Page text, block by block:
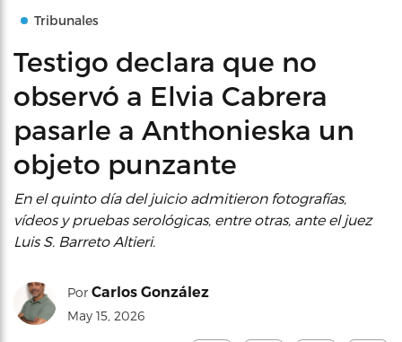
Tribunales
Testigo declara que no
observó a Elvia Cabrera
pasarle a Anthonieska un
objeto punzante
En el quinto día del juicio admitieron fotografías,
vídeos y pruebas serológicas, entre otras, ante el juez
Luis S. Barreto Altieri.
Por Carlos González
May 15, 2026